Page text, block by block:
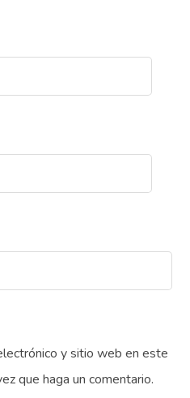
y sitio web en este
que haga un comentario.